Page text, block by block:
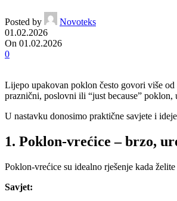
Posted by
Novoteks
01.02.2026
On 01.02.2026
0
Lijepo upakovan poklon često govori više
praznični, poslovni ili “just because”
U nastavku donosimo praktične savjete i
1. Poklon-vrećice – brzo,
Poklon‑vrećice su idealno rješenje kada
Savjet: